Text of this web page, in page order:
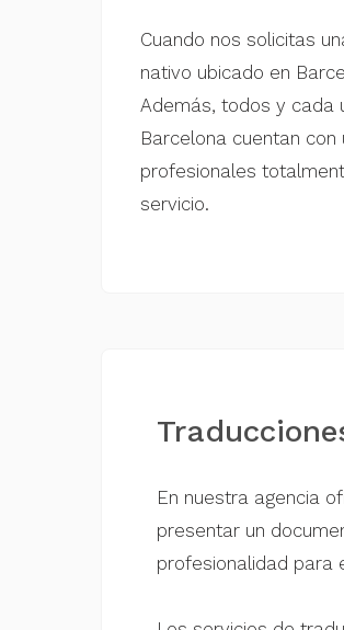
Cuando nos solicitas
nativo ubicado en
Además, todos y cada
Barcelona cuentan
profesionales
servicio.
En nuestra agencia
presentar un
profesionalidad para